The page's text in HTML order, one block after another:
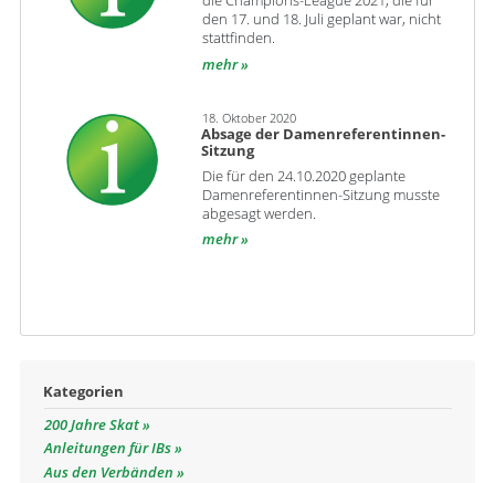
den 17. und 18. Juli geplant war, nicht
stattfinden.
mehr
18. Oktober 2020
Absage der Damenreferentinnen-
Sitzung
Die für den 24.10.2020 geplante
Damenreferentinnen-Sitzung musste
abgesagt werden.
mehr
Kategorien
200 Jahre Skat
Anleitungen für IBs
Aus den Verbänden